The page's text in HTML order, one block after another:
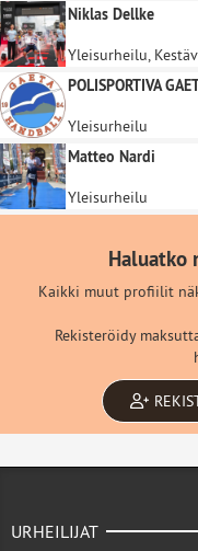
Niklas Dellke
POLISPORTIVA
Yleisurheilu
Matteo Nardi
Yleisurheilu
Haluatko
Kaikki muut profiilit
Rekisteröidy
URHEILIJAT